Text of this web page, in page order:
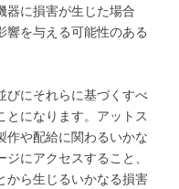
器に損害が生じた場合
響を与える可能性のある
びにそれらに基づくすべ
とになります。アットス
作や配給に関わるいかな
にアクセスすること、
から生じるいかなる損害